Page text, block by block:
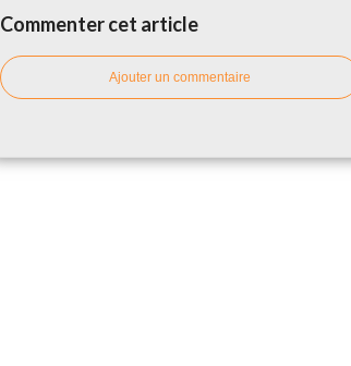
Commenter cet article
Ajouter un commentaire